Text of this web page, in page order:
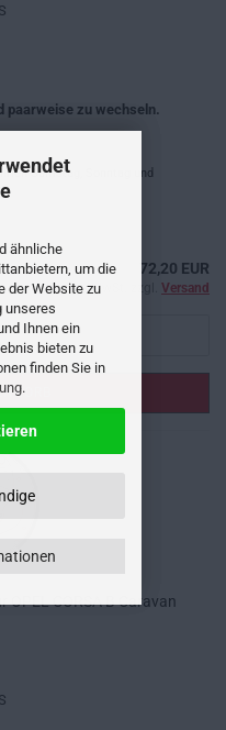
ähnliche
um die
der Website zu
unseres
Ihnen ein
bieten zu
finden Sie in
.
paarweise zu wechseln.
Samstag, Sonntag und
72,20 EUR
inkl. 19% MwSt. zzgl. Versand
CORSA B Caravan